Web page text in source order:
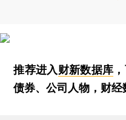
推荐进入财新数据库
债券、公司人物，财经